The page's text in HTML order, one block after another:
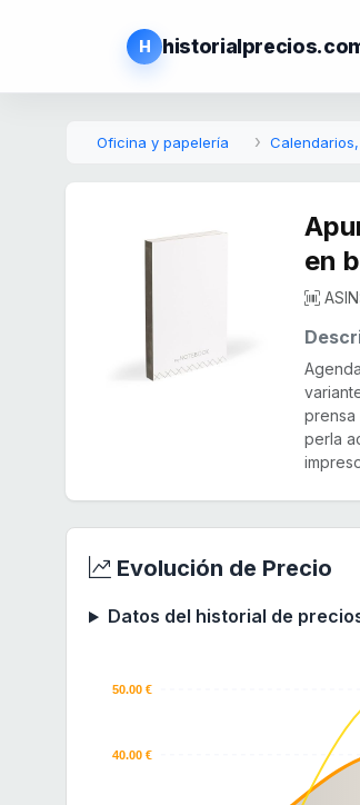
H
Oficina y papelería
en
prensa
perla
Evolución de Precio
Datos del historial de
50.00 €
40.00 €